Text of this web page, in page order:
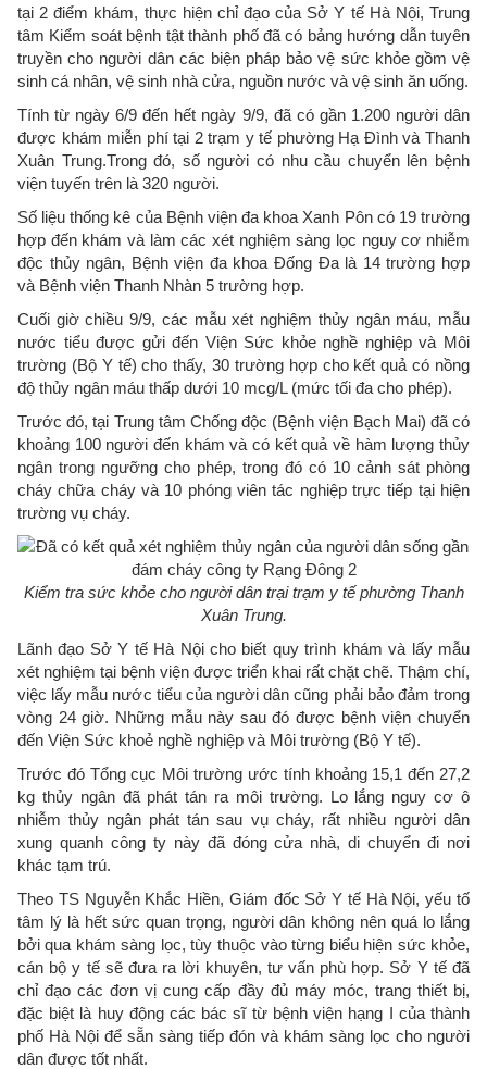
tại 2 điểm khám, thực hiện chỉ đạo của Sở Y tế Hà Nội, Trung
tâm Kiểm soát bệnh tật thành phố đã có bảng hướng dẫn tuyên
truyền cho người dân các biện pháp bảo vệ sức khỏe gồm vệ
sinh cá nhân, vệ sinh nhà cửa, nguồn nước và vệ sinh ăn uống.
Tính từ ngày 6/9 đến hết ngày 9/9, đã có gần 1.200 người dân
được khám miễn phí tại 2 trạm y tế phường Hạ Đình và Thanh
Xuân Trung.Trong đó, số người có nhu cầu chuyển lên bệnh
viện tuyến trên là 320 người.
Số liệu thống kê của Bệnh viện đa khoa Xanh Pôn có 19 trường
hợp đến khám và làm các xét nghiệm sàng lọc nguy cơ nhiễm
độc thủy ngân, Bệnh viện đa khoa Đống Đa là 14 trường hợp
và Bệnh viện Thanh Nhàn 5 trường hợp.
Cuối giờ chiều 9/9, các mẫu xét nghiệm thủy ngân máu, mẫu
nước tiểu được gửi đến Viện Sức khỏe nghề nghiệp và Môi
trường (Bộ Y tế) cho thấy, 30 trường hợp cho kết quả có nồng
độ thủy ngân máu thấp dưới 10 mcg/L (mức tối đa cho phép).
Trước đó, tại Trung tâm Chống độc (Bệnh viện Bạch Mai) đã có
khoảng 100 người đến khám và có kết quả về hàm lượng thủy
ngân trong ngưỡng cho phép, trong đó có 10 cảnh sát phòng
cháy chữa cháy và 10 phóng viên tác nghiệp trực tiếp tại hiện
trường vụ cháy.
Kiểm tra sức khỏe cho người dân trại trạm y tế phường Thanh
Xuân Trung.
Lãnh đạo Sở Y tế Hà Nội cho biết quy trình khám và lấy mẫu
xét nghiệm tại bệnh viện được triển khai rất chặt chẽ. Thậm chí,
việc lấy mẫu nước tiểu của người dân cũng phải bảo đảm trong
vòng 24 giờ. Những mẫu này sau đó được bệnh viện chuyển
đến Viện Sức khoẻ nghề nghiệp và Môi trường (Bộ Y tế).
Trước đó Tổng cục Môi trường ước tính khoảng 15,1 đến 27,2
kg thủy ngân đã phát tán ra môi trường. Lo lắng nguy cơ ô
nhiễm thủy ngân phát tán sau vụ cháy, rất nhiều người dân
xung quanh công ty này đã đóng cửa nhà, di chuyển đi nơi
khác tạm trú.
Theo TS Nguyễn Khắc Hiền, Giám đốc Sở Y tế Hà Nội, yếu tố
tâm lý là hết sức quan trọng, người dân không nên quá lo lắng
bởi qua khám sàng lọc, tùy thuộc vào từng biểu hiện sức khỏe,
cán bộ y tế sẽ đưa ra lời khuyên, tư vấn phù hợp. Sở Y tế đã
chỉ đạo các đơn vị cung cấp đầy đủ máy móc, trang thiết bị,
đặc biệt là huy động các bác sĩ từ bệnh viện hạng I của thành
phố Hà Nội để sẵn sàng tiếp đón và khám sàng lọc cho người
dân được tốt nhất.